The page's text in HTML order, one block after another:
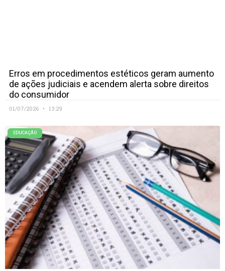
Erros em procedimentos estéticos geram aumento
de ações judiciais e acendem alerta sobre direitos
do consumidor
01/07/2026 13:29
EDUCAÇÃO